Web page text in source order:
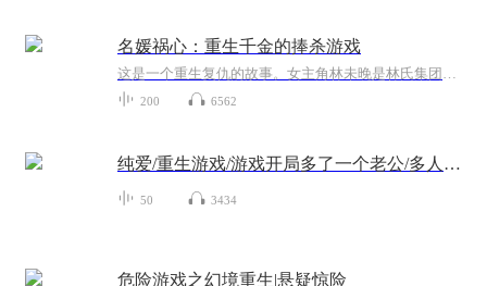
名媛祸心：重生千金的捧杀游戏
这是一个重生复仇的故事。女主角林未晚是林氏集团的千金，前世被自己伪善狠毒的继姐林雨欣及其党羽设计陷害，不仅名誉扫地、众叛亲离，最终惨死，更连累林氏集团破产，父亲含恨而终……重生归来，林未晚带着前世的记忆和滔天恨意，步步为营，以“捧杀”为...
200 6562
纯爱/重生游戏/游戏开局多了一个老公/多人精品
50 3434
危险游戏之幻境重生|悬疑惊险